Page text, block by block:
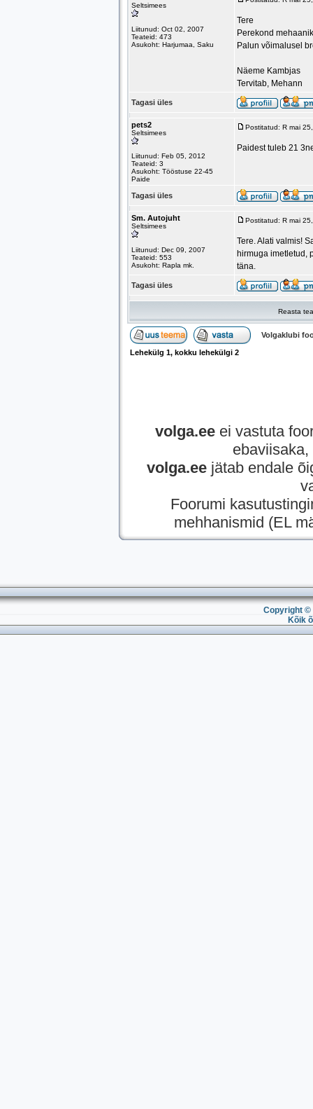
Seltsimees
Liitunud: Oct 02, 2007
Teateid: 473
Asukoht: Harjumaa, Saku
Tere
Perekond
Palun võimalusel
Näeme Kambjas
Tervitab, Mehann
Tagasi üles
pets2
Seltsimees
Liitunud: Feb 05, 2012
Teateid: 3
Asukoht: Tööstuse 22-45
Paide
Postitatud: R mai
Paidest tuleb 21
Tagasi üles
Sm. Autojuht
Seltsimees
Liitunud: Dec 09, 2007
Teateid: 553
Asukoht: Rapla mk.
Postitatud: R mai
Tere. Alati valmis!
hirmuga imetletud,
täna.
Tagasi üles
Reasta
Volgaklubi
Lehekülg 1, kokku lehekülgi 2
volga.eeei vastuta
volga.ee jätab endale
Foorumi
mehhanismid (EL
Copyright ©
Kõik